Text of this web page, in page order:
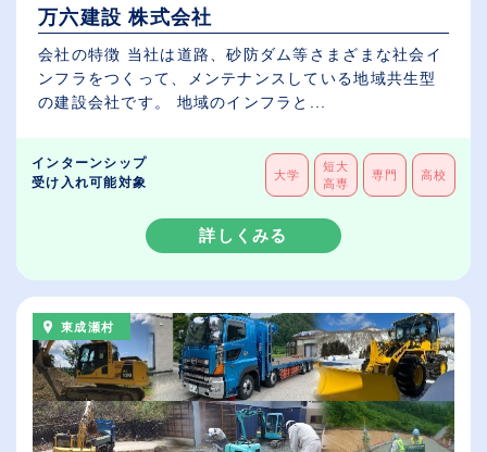
万六建設 株式会社
会社の特徴 当社は道路、砂防ダム等さまざまな社会イ
ンフラをつくって、メンテナンスしている地域共生型
の建設会社です。 地域のインフラと...
インターンシップ
受け入れ可能対象
大学
短大
高専
専門 高校
詳しくみる
東成瀬村